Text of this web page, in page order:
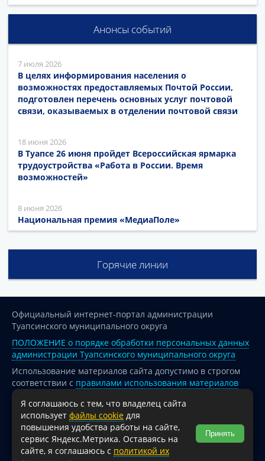
Анонсы событий
7 июля 2026
В целях информирования населения о
возможностях предоставляемых Почтой России,
подготовлен перечень основных услуг почтовой
связи, оказываемых в отделении почтовой связи
18 июня 2026
В Туапсе 26 июня пройдет Всероссийская ярмарка
трудоустройства «Работа в России. Время
возможностей»
8 июня 2026
Национальная премия «МедиаПоле»
Горячие линии
Официальный интернет-портал администрации
Туапсинского муниципального округа
ПОЛОЖЕНИЕ о порядке обработки персональных данных
администрации Туапсинского муниципального округа
Использование материалов сайта допустимо в строгом
соответствии с правилами использования материалов
опубликованных на сайте
При перепечатке и использовании информации ссылка
на источник обязательна.
Для сайтов и страниц сети Интернет обязательна
активная гиперссылка на официальный интернет-портал
Я соглашаюсь с тем, что владелец сайта
использует файлы cookie для
повышения удобства работы на сайте,
сервис Яндекс.Метрика. Оставаясь на
сайте, я соглашаюсь с политикой их
Принять